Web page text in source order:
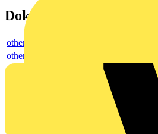
Dokumente
others
others